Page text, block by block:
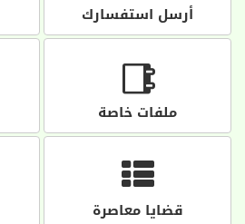
أرسل استفسارك
ملفات خاصة
قضايا معاصرة